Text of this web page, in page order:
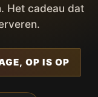
Het cadeau dat
OP IS OP